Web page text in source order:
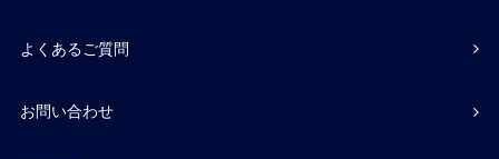
よくあるご質問
お問い合わせ